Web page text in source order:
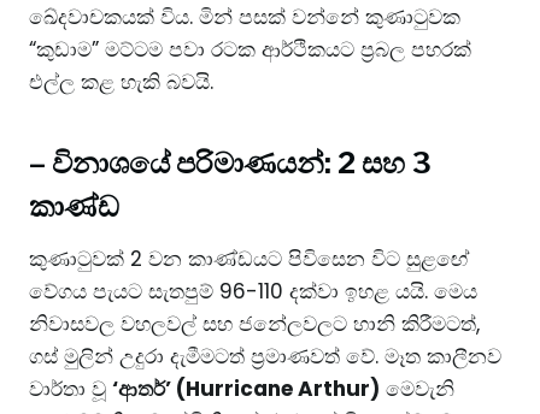
ඛේදවාචකයක් විය. මින් පසක් වන්නේ කුණාටුවක
“කුඩාම” මට්ටම පවා රටක ආර්ථිකයට ප්‍රබල පහරක්
එල්ල කළ හැකි බවයි.
– විනාශයේ පරිමාණයන්: 2 සහ 3
කාණ්ඩ
කුණාටුවක් 2 වන කාණ්ඩයට පිවිසෙන විට සුළඟේ
වේගය පැයට සැතපුම් 96-110 දක්වා ඉහළ යයි. මෙය
නිවාසවල වහලවල් සහ ජනේලවලට හානි කිරීමටත්,
ගස් මුලින් උදුරා දැමීමටත් ප්‍රමාණවත් වේ. මෑත කාලීනව
වාර්තා වූ ‘ආතර්’ (Hurricane Arthur) මෙවැනි